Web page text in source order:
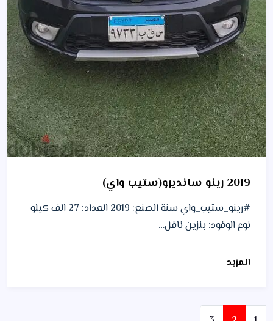
2019 رينو سانديرو(ستيب واي)
#رينو_ستيب_واي سنة الصنع: 2019 العداد: 27 الف كيلو
نوع الوقود: بنزين ناقل…
المزيد